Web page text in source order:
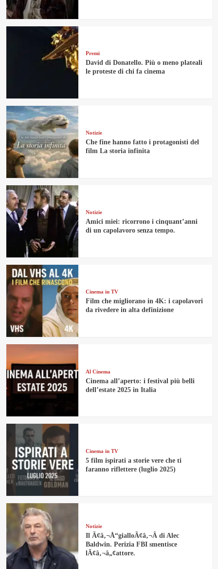
Premi
David di Donatello. Più o meno plateali
le proteste di chi fa cinema
Notizie
Che fine hanno fatto i protagonisti del
film La storia infinita
Notizie
Amici miei: ricorrono i cinquant’anni
di un capolavoro senza tempo.
Cinema in TV
Film che migliorano in 4K: i capolavori
da rivedere in alta definizione
Al Cinema
Cinema all’aperto: i festival più belli
dell’estate 2025 in Italia
Cinema in TV
5 film ispirati a storie vere che ti
faranno riflettere (luglio 2025)
Notizie
Il Ã¢â‚¬Å“gialloÃ¢â‚¬Â di Alec
Baldwin. Perizia FBI smentisce
lÃ¢â‚¬â„¢attore.